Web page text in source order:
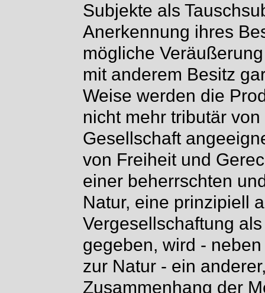
Subjekte als
Anerkennung ihres
mögliche
mit anderem Besitz
Weise werden die
nicht mehr tributär
Gesellschaft
von Freiheit und
einer beherrschten
Natur, eine prinzipiell
Vergesellschaftung
gegeben, wird -
zur Natur - ein
Zusammenhang der